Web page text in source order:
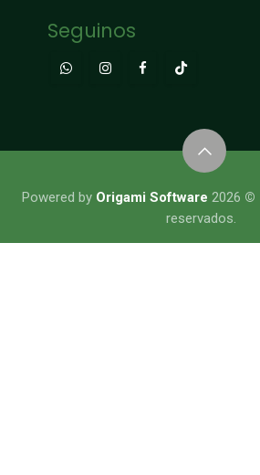
Seguinos
​​​​​​​​Powered by Origami Software 2026 ©
reservados.